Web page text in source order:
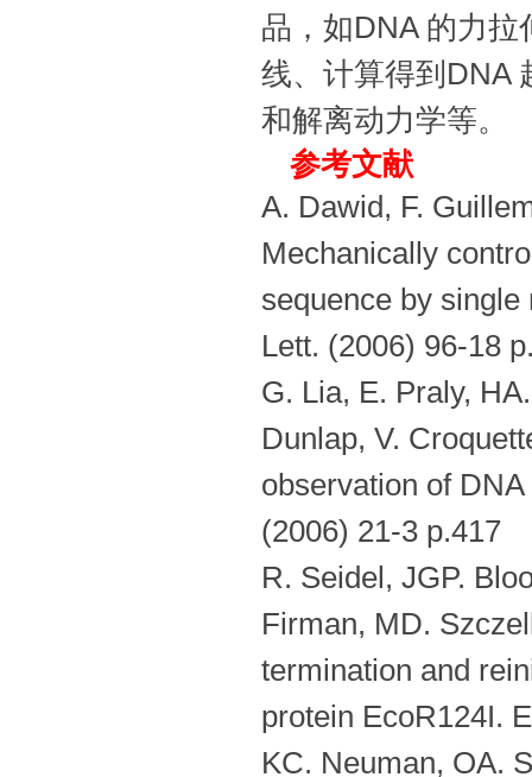
品，如DNA 的力
线、计算得到DNA
和解离动力学等。
参考文献
A. Dawid, F.
Mechanically
sequence by
Lett. (2006) 96-18
G. Lia, E. Praly,
Dunlap, V.
observation of
(2006) 21-3 p.417
R. Seidel, JGP.
Firman, MD.
termination and
protein EcoR124I.
KC. Neuman, OA.